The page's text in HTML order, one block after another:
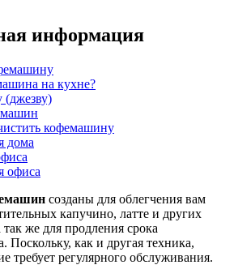
информация
на кухне?
(джезву)
кофемашину
дома
офиса
созданы для облегчения вам
капучино, латте и других
же для продления срока
Поскольку, как и другая техника,
требует регулярного обслуживания.